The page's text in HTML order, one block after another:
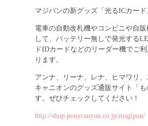
マジパンの新グッズ「光るICカー
電車の自動改札機やコンビニや自
して、バッテリー無しで発光する
ドIDカードなどのリーダー機でご
ります。
アンナ、リーナ、レナ、ヒマワリ
キャニオンのグッズ通販サイト「
す。ぜひチェックしてください！
http://shop.ponycanyon.co.jp/magipun/